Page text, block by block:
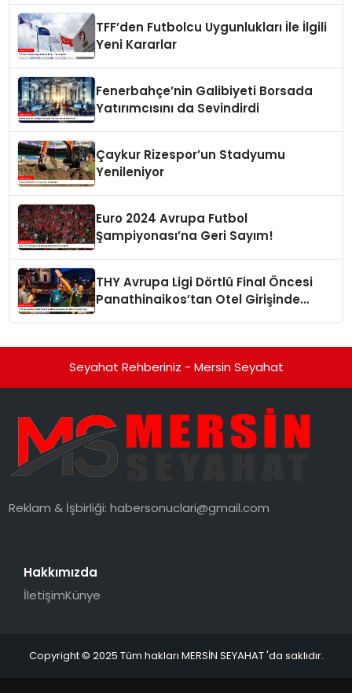
TFF’den Futbolcu Uygunlukları İle İlgili
Yeni Kararlar
Fenerbahçe’nin Galibiyeti Borsada
Yatırımcısını da Sevindirdi
Çaykur Rizespor’un Stadyumu
Yenileniyor
Euro 2024 Avrupa Futbol
Şampiyonası’na Geri Sayım!
THY Avrupa Ligi Dörtlü Final Öncesi
Panathinaikos’tan Otel Girişinde
Seyahat Rehberiniz - Mersin Seyahat
Reklam & İşbirliği:habersonuclari@gmail.com
Hakkımızda
İletişimKünye
Copyright © 2025 Tüm hakları MERSİN SEYAHAT 'da saklıdır.